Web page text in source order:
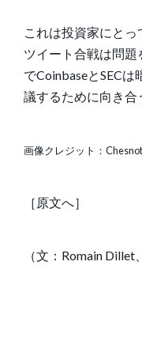
これは投資家にとっ
ツイート合戦は問
でCoinbaseとSEC
議するために向き合
画像クレジット：
［ 原文へ］
（文：Romain Dillet